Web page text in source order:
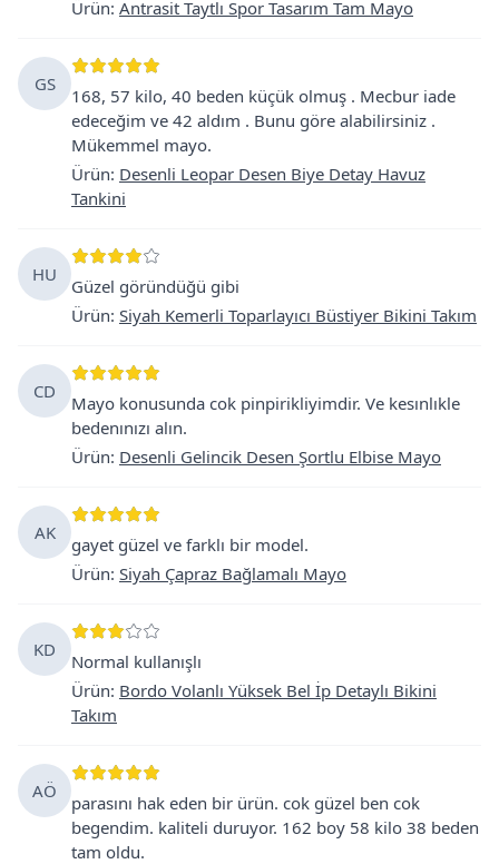
Ürün: Antrasit Taytlı Spor Tasarım Tam Mayo
GS
168, 57 kilo, 40 beden küçük olmuş . Mecbur iade
edeceğim ve 42 aldım . Bunu göre alabilirsiniz .
Mükemmel mayo.
Ürün: Desenli Leopar Desen Biye Detay Havuz
Tankini
HU
Güzel göründüğü gibi
Ürün: Siyah Kemerli Toparlayıcı Büstiyer Bikini Takım
CD
Mayo konusunda cok pinpirikliyimdir. Ve kesınlıkle
bedenınızı alın.
Ürün: Desenli Gelincik Desen Şortlu Elbise Mayo
AK
gayet güzel ve farklı bir model.
Ürün: Siyah Çapraz Bağlamalı Mayo
KD
Normal kullanışlı
Ürün: Bordo Volanlı Yüksek Bel İp Detaylı Bikini
Takım
AÖ
parasını hak eden bir ürün. cok güzel ben cok
begendim. kaliteli duruyor. 162 boy 58 kilo 38 beden
tam oldu.